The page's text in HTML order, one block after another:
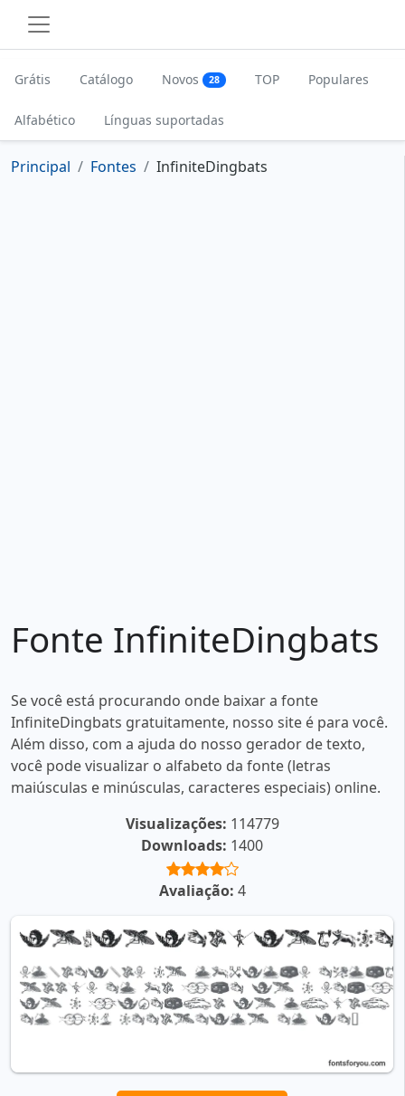
Grátis Catálogo Novos 28 TOP Populares
Alfabético Línguas suportadas
Principal Fontes InfiniteDingbats
Fonte InfiniteDingbats
Se você está procurando onde baixar a fonte
InfiniteDingbats gratuitamente, nosso site é para você.
Além disso, com a ajuda do nosso gerador de texto,
você pode visualizar o alfabeto da fonte (letras
maiúsculas e minúsculas, caracteres especiais) online.
Visualizações: 114779
Downloads: 1400
Avaliação: 4